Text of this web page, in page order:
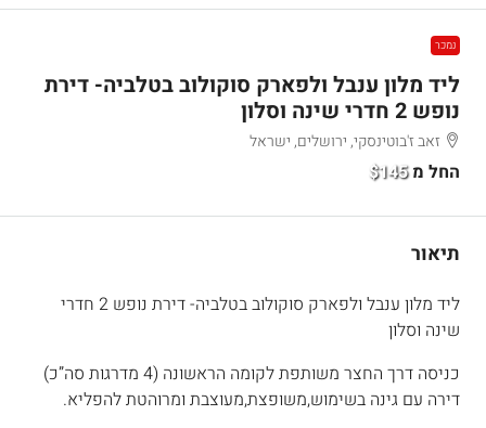
נמכר
ליד מלון ענבל ולפארק סוקולוב בטלביה- דירת
נופש 2 חדרי שינה וסלון
זאב ז'בוטינסקי, ירושלים, ישראל
החל מ$145
תיאור
ליד מלון ענבל ולפארק סוקולוב בטלביה- דירת נופש 2 חדרי
שינה וסלון
כניסה דרך החצר משותפת לקומה הראשונה (4 מדרגות סה”כ)
דירה עם גינה בשימוש,משופצת,מעוצבת ומרוהטת להפליא.